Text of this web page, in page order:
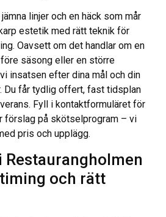
linjer och en häck som mår
estetik med rätt teknik för
Oavsett om det handlar om en
säsong eller en större
insatsen efter dina mål och din
Du får tydlig offert, fast tidsplan
Fyll i kontaktformuläret för
förslag på skötselprogram – vi
pris och upplägg.
Restaurangholmen
och rätt